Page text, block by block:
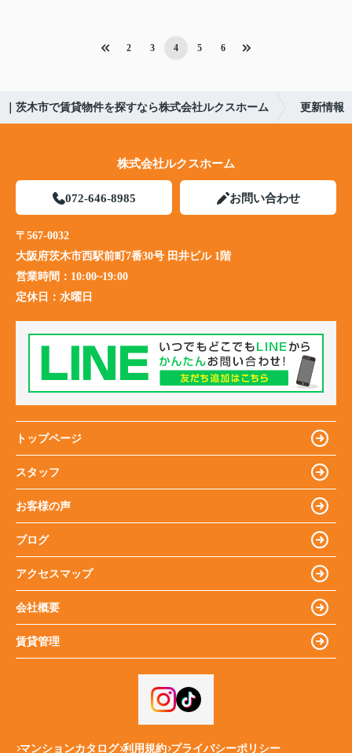
2 3 4 5 6
｜茨木市で賃貸物件を探すなら株式会社ルクスホーム 更新情報
株式会社ルクスホーム
072-646-8985 お問い合わせ
〒567-0032
大阪府茨木市西駅前町7番30号 田井ビル 1階
営業時間： 10:00~19:00
定休日： 水曜日
トップページ
スタッフ
お客様の声
ブログ
アクセスマップ
会社概要
賃貸管理
マンションカタログ 利用規約 プライバシーポリシー